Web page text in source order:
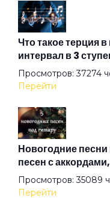
The Time
The Wind
Up In Smoke
Winter
Что такое терция
интервал в 3
Просмотров: 37274
Перейти
Новогодние песни
песен с
Просмотров: 35089
Перейти